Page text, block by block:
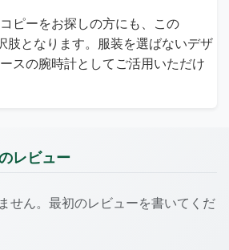
ピーをお探しの方にも、この
肢となります。服装を選ばないデザ
スの腕時計としてご活用いただけ
レビュー
せん。最初のレビューを書いてくだ